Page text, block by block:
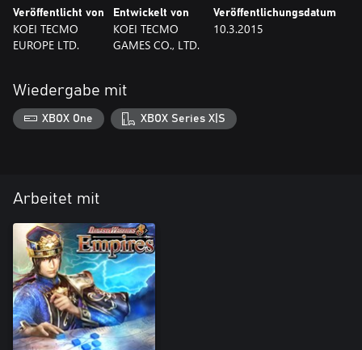
Veröffentlicht von
KOEI TECMO
EUROPE LTD.
Entwickelt von
KOEI TECMO
GAMES CO., LTD.
Veröffentlichungsdatum
10.3.2015
Wiedergabe mit
XBOX One XBOX Series X|S
Arbeitet mit